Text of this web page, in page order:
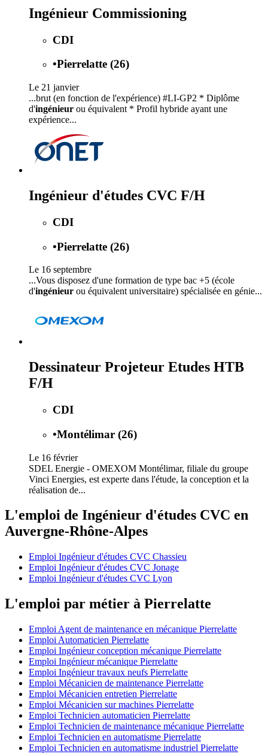
Ingénieur Commissioning
CDI
•Pierrelatte (26)
Le 21 janvier
...brut (en fonction de l'expérience) #LI-GP2 * Diplôme
d'ingénieur ou équivalent * Profil hybride ayant une
expérience...
Ingénieur d'études CVC F/H
CDI
•Pierrelatte (26)
Le 16 septembre
...Vous disposez d'une formation de type bac +5 (école
d'ingénieur ou équivalent universitaire) spécialisée en génie...
Dessinateur Projeteur Etudes HTB
F/H
CDI
•Montélimar (26)
Le 16 février
SDEL Energie - OMEXOM Montélimar, filiale du groupe
Vinci Energies, est experte dans l'étude, la conception et la
réalisation de...
L'emploi de Ingénieur d'études CVC en
Auvergne-Rhône-Alpes
Emploi Ingénieur d'études CVC Chassieu
Emploi Ingénieur d'études CVC Jonage
Emploi Ingénieur d'études CVC Lyon
L'emploi par métier à Pierrelatte
Emploi Agent de maintenance en mécanique Pierrelatte
Emploi Automaticien Pierrelatte
Emploi Ingénieur conception mécanique Pierrelatte
Emploi Ingénieur mécanique Pierrelatte
Emploi Ingénieur travaux neufs Pierrelatte
Emploi Mécanicien de maintenance Pierrelatte
Emploi Mécanicien entretien Pierrelatte
Emploi Mécanicien sur machines Pierrelatte
Emploi Technicien automaticien Pierrelatte
Emploi Technicien de maintenance mécanique Pierrelatte
Emploi Technicien en automatisme Pierrelatte
Emploi Technicien en automatisme industriel Pierrelatte